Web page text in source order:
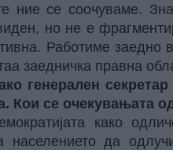
ние се соочуваме.
но не е
Работиме заедно
заедничка правна
генерален секретар
Кои се очекувањата
како
населението да